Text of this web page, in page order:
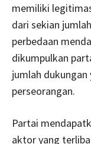
memiliki
dari sekian
perbedaan
dikumpulkan
jumlah
perseorangan.
Partai
aktor yang